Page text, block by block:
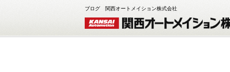
ブログ 関西オートメイション株式会社